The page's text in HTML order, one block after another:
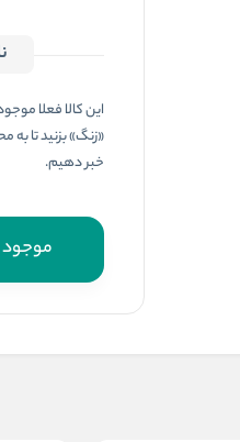
این کالا فعلا
«زنگ» بزنید تا
خبر دهیم.
موجود